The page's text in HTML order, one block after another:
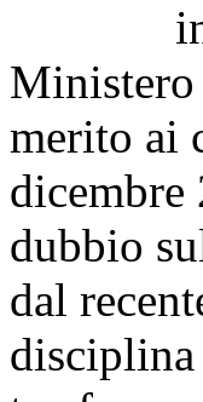
inoltre,
merito ai
dicembre
dubbio
dal